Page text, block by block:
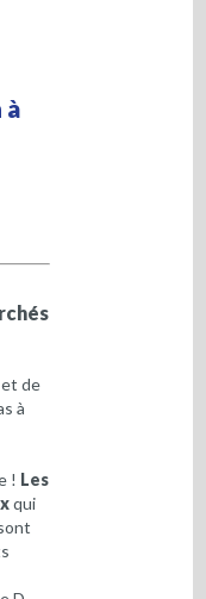
à
de
à
! Les
qui